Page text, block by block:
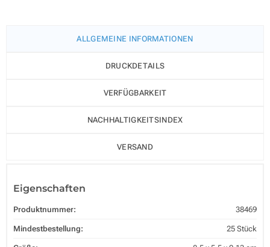
ALLGEMEINE INFORMATIONEN
DRUCKDETAILS
VERFÜGBARKEIT
NACHHALTIGKEITSINDEX
VERSAND
Eigenschaften
Produktnummer: 38469
Mindestbestellung: 25 Stück